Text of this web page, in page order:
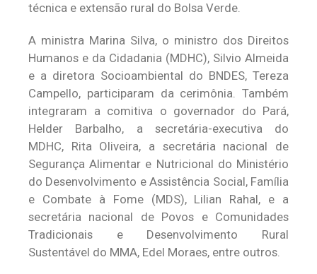
técnica e extensão rural do Bolsa Verde.
A ministra Marina Silva, o ministro dos Direitos
Humanos e da Cidadania (MDHC), Silvio Almeida
e a diretora Socioambiental do BNDES, Tereza
Campello, participaram da cerimônia. Também
integraram a comitiva o governador do Pará,
Helder Barbalho, a secretária-executiva do
MDHC, Rita Oliveira, a secretária nacional de
Segurança Alimentar e Nutricional do Ministério
do Desenvolvimento e Assistência Social, Família
e Combate à Fome (MDS), Lilian Rahal, e a
secretária nacional de Povos e Comunidades
Tradicionais e Desenvolvimento Rural
Sustentável do MMA, Edel Moraes, entre outros.